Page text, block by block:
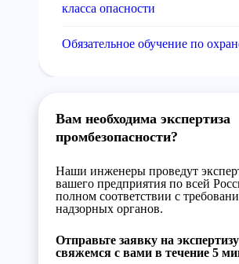
класса опасности
Обязательное обучение по
Вам необходима экспертиза
промбезопасности?
Наши инженеры проведут
вашего предприятия по всей
полном соответствии с
надзорных органов.
Отправьте заявку на
свяжемся с вами в течение 5